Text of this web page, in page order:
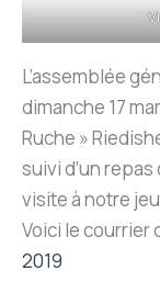
L’assemblée
dimanche 17
Ruche »
suivi d’un
visite à notre
Voici le courrier
2019